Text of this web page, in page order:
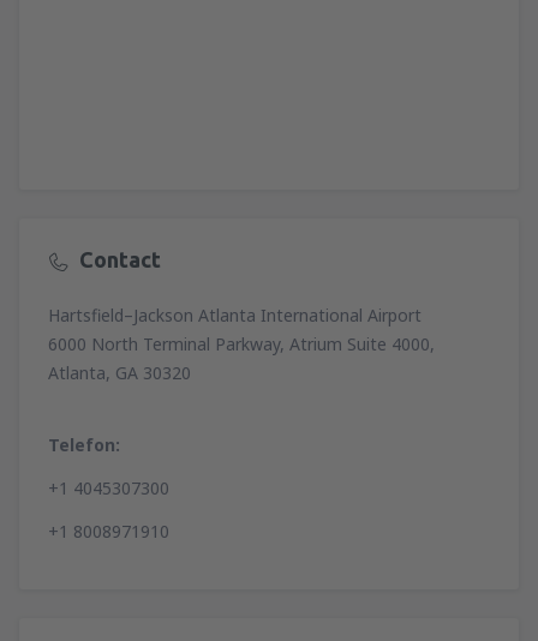
Contact
Hartsfield–Jackson Atlanta International Airport
6000 North Terminal Parkway, Atrium Suite 4000,
Atlanta, GA 30320
Telefon:
+1 4045307300
+1 8008971910